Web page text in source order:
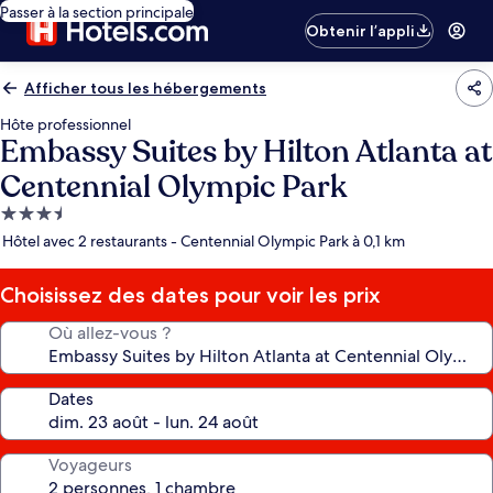
Passer à la section principale
Obtenir l’appli
Afficher tous les hébergements
Hôte professionnel
Embassy Suites by Hilton Atlanta at
Centennial Olympic Park
Hébergement
3.5 étoiles
Hôtel avec 2 restaurants - Centennial Olympic Park à 0,1 km
Choisissez des dates pour voir les prix
Où allez-vous ?
Dates
Voyageurs